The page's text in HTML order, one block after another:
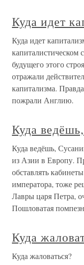
Куда идет
Куда идет
капиталистическом
будущего этого
отражали
капитализма.
пожрали Англию.
Куда
Куда ведёшь,
из Азии в Европу.
обставлять
императора, тоже
Лавры царя Петра,
Пошловатая
Куда
Куда жаловаться?